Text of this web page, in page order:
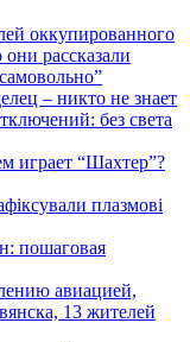
оккупированного
рассказали
– никто не знает
без света
играет “Шахтер”?
плазмові
пошаговая
авиацией,
13 жителей